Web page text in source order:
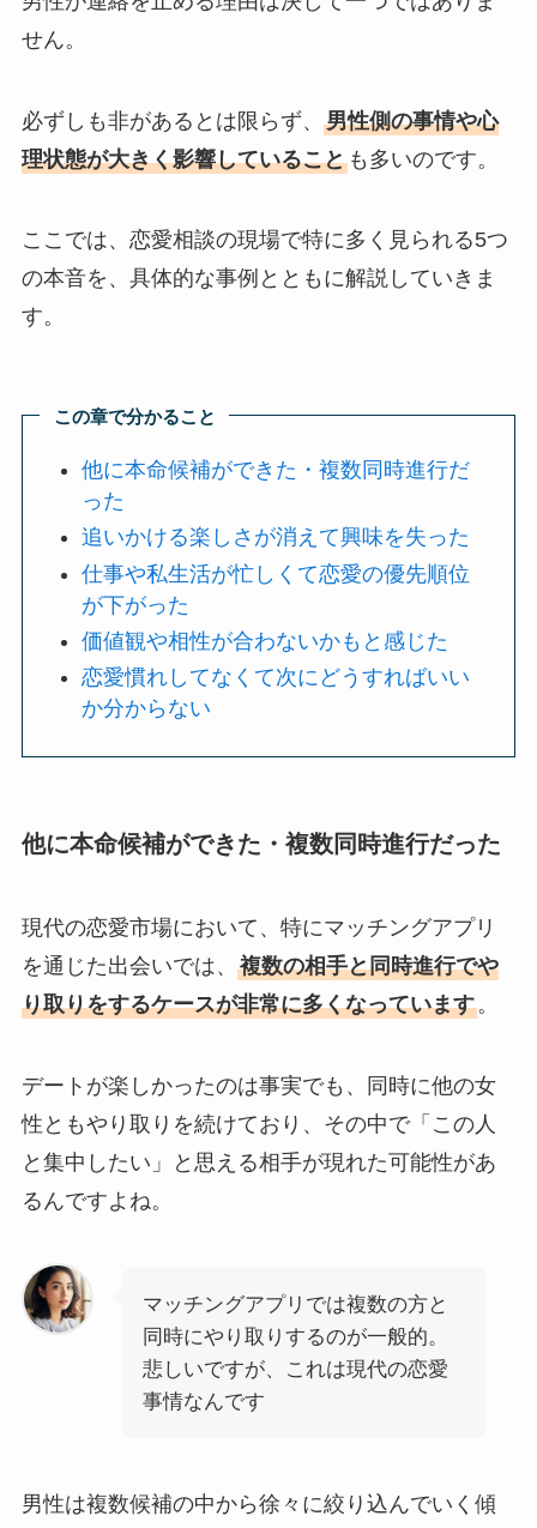
せん。
必ずしも非があるとは限らず、 男性側の事情や心
理状態が大きく影響していることも多いのです。
ここでは、恋愛相談の現場で特に多く見られる5つ
の本音を、具体的な事例とともに解説していきま
す。
この章で分かること
他に本命候補ができた・複数同時進行だ
った
追いかける楽しさが消えて興味を失った
仕事や私生活が忙しくて恋愛の優先順位
が下がった
価値観や相性が合わないかもと感じた
恋愛慣れしてなくて次にどうすればいい
か分からない
他に本命候補ができた・複数同時進行だった
現代の恋愛市場において、特にマッチングアプリ
を通じた出会いでは、 複数の相手と同時進行でや
り取りをするケースが非常に多くなっています。
デートが楽しかったのは事実でも、同時に他の女
性ともやり取りを続けており、その中で「この人
と集中したい」と思える相手が現れた可能性があ
るんですよね。
マッチングアプリでは複数の方と
同時にやり取りするのが一般的。
悲しいですが、これは現代の恋愛
事情なんです
男性は複数候補の中から徐々に絞り込んでいく傾